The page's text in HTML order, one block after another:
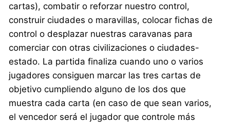
cartas), combatir o reforzar nuestro control,
construir ciudades o maravillas, colocar fichas de
control o desplazar nuestras caravanas para
comerciar con otras civilizaciones o ciudades-
estado. La partida finaliza cuando uno o varios
jugadores consiguen marcar las tres cartas de
objetivo cumpliendo alguno de los dos que
muestra cada carta (en caso de que sean varios,
el vencedor será el jugador que controle más